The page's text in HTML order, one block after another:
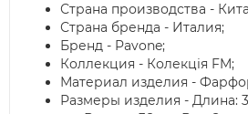
Страна производства -
Страна бренда - Италия;
Бренд - Pavone;
Коллекция - Колекція FM;
Материал изделия -
Размеры изделия - Длина: